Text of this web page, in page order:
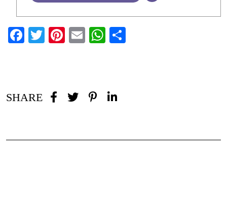
Facebook
Twitter
Pinterest
EmailWhatsApp
SHARE